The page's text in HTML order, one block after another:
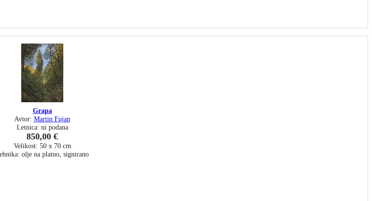
Grapa
Avtor: Martin Fujan
Letnica: ni podana
850,00 €
Velikost: 50 x 70 cm
olje na platno, signirano